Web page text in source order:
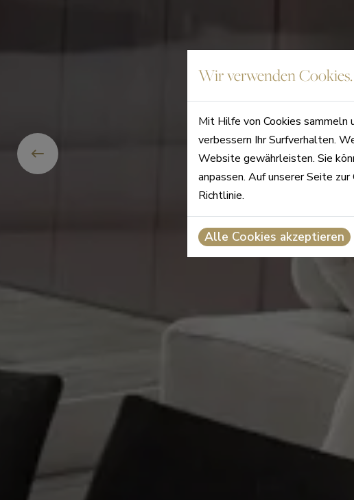
Wir verwenden Cookies.
Mit Hilfe von Cookies sammeln
verbessern Ihr Surfverhalten.
Website gewährleisten. Sie
anpassen. Auf unserer Seite
Richtlinie.
Alle Cookies akzeptieren